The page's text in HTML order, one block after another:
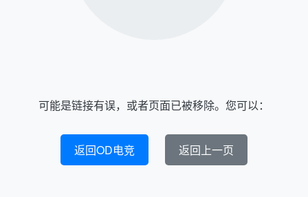
可能是链接有误，或者页面已被移除。您可以：
返回OD电竞 返回上一页